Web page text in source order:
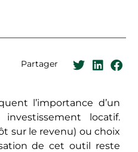
Partager
l’importance d’un
locatif.
sur le revenu) ou choix
de cet outil reste